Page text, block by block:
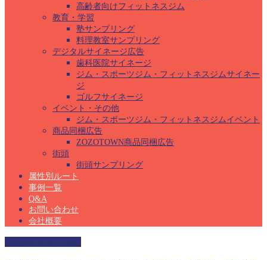
高齢者向けフィットネスジム
教育・学習
塾サンプリング
料理教室サンプリング
デジタルサイネージ広告
歯科医院サイネージ
ジム・スポーツジム・フィットネスジムサイネー
ジ
ゴルフサイネージ
イベント・その他
ジム・スポーツジム・フィットネスジムイベント
商品同梱広告
ZOZOTOWN商品同梱広告
街頭
街頭サンプリング
属性別ルート
事例一覧
Q&A
お問い合わせ
会社概要